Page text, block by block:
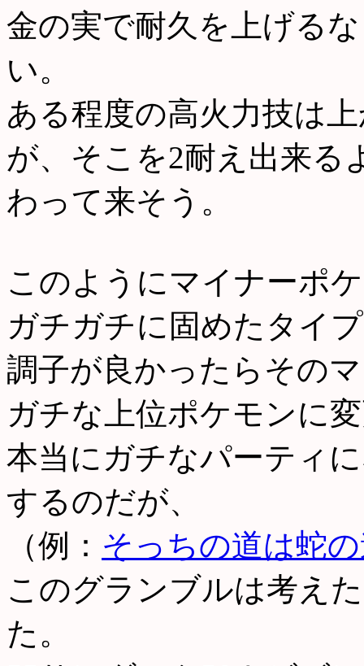
金の実で耐久を上げる
い。
ある程度の高火力技は
が、そこを2耐え出来る
わって来そう。
このようにマイナーポ
ガチガチに固めたタイ
調子が良かったらその
ガチな上位ポケモンに
本当にガチなパーティ
するのだが、
（例： そっちの道は蛇
このグランブルは考え
た。